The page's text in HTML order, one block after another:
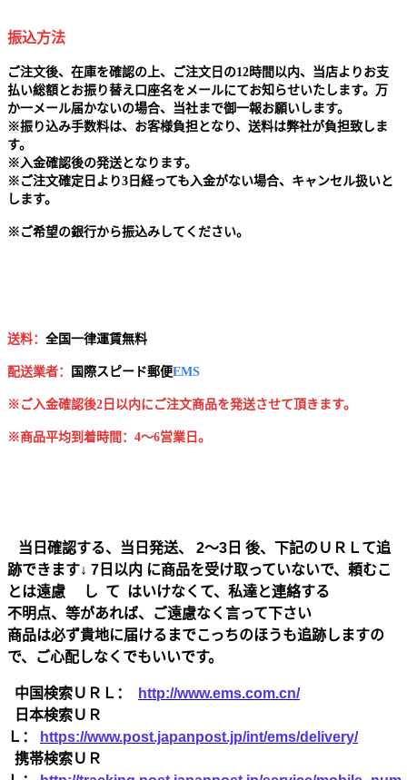
振込方法
ご注文後、在庫を確認の上、ご注文日の12時間以内、当店よりお支
払い総額とお振り替え口座名をメールにてお知らせいたします。万
か一メール届かないの場合、当社まで御一報お願いします。
※振り込み手数料は、お客様負担となり、送料は弊社が負担致しま
す。
※ 入金確認後の発送となります。
※ ご注文確定日より3日経っても入金がない場合、キャンセル扱いと
します。
※ ご希望の銀行から振込みしてください。
送料： 全国一律運賃無料
配送業者： 国 際スピード郵便EMS
※ご入金確認後2日以内にご注文商品を発送させて頂きます。
※商品平均到着時間：4～6営業日。
当日確認する、当日発送、 2～3日 後、下記のＵＲＬて追
跡できます↓ 7日以内 に商品を受け取っていないで、頼むこ
とは遠慮 し て はいけなくて、私達と連絡する
不明点、等があれば、ご遠慮なく言って下さい
商品は必ず貴地に届けるまでこっちのほうも追跡しますの
で、ご心配しなくでもいいです。
中国検索ＵＲＬ：
http://www.ems.com.cn/
日本検索ＵＲ
Ｌ：
https://www.post.japanpost.jp/int/ems/delivery/
携帯検索ＵＲ